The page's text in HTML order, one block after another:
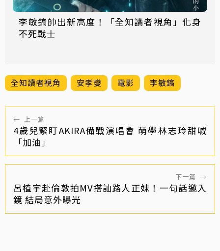
李敏鎬帥出新高度！「全知讀者視角」化身
不死戰士
全知讀者視角 安孝燮 電影 李敏鎬
← 上一篇
4歲兒緊盯AKIRA備戰演唱會 萌學林志玲甜喊
「加油」
下一篇 →
呂植宇赴倫敦拍MV搭訕路人正妹！一句話邀入
鏡 結局意外曝光